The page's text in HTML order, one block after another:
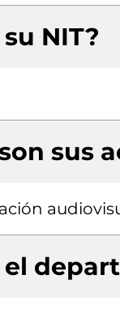
NIT?
sus
el